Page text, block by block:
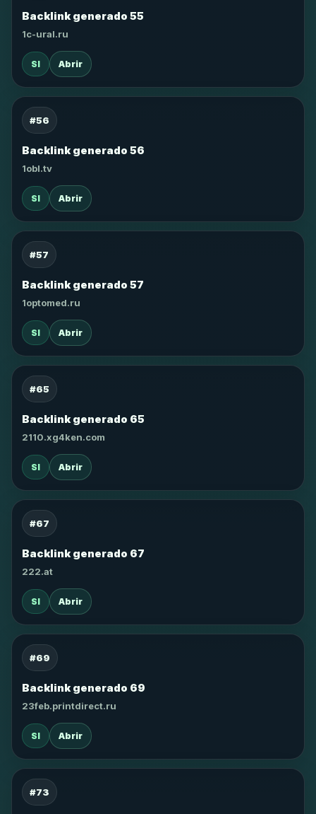
Backlink generado 55
1c-ural.ru
SI Abrir
#56
Backlink generado 56
1obl.tv
SI Abrir
#57
Backlink generado 57
1optomed.ru
SI Abrir
#65
Backlink generado 65
2110.xg4ken.com
SI Abrir
#67
Backlink generado 67
222.at
SI Abrir
#69
Backlink generado 69
23feb.printdirect.ru
SI Abrir
#73